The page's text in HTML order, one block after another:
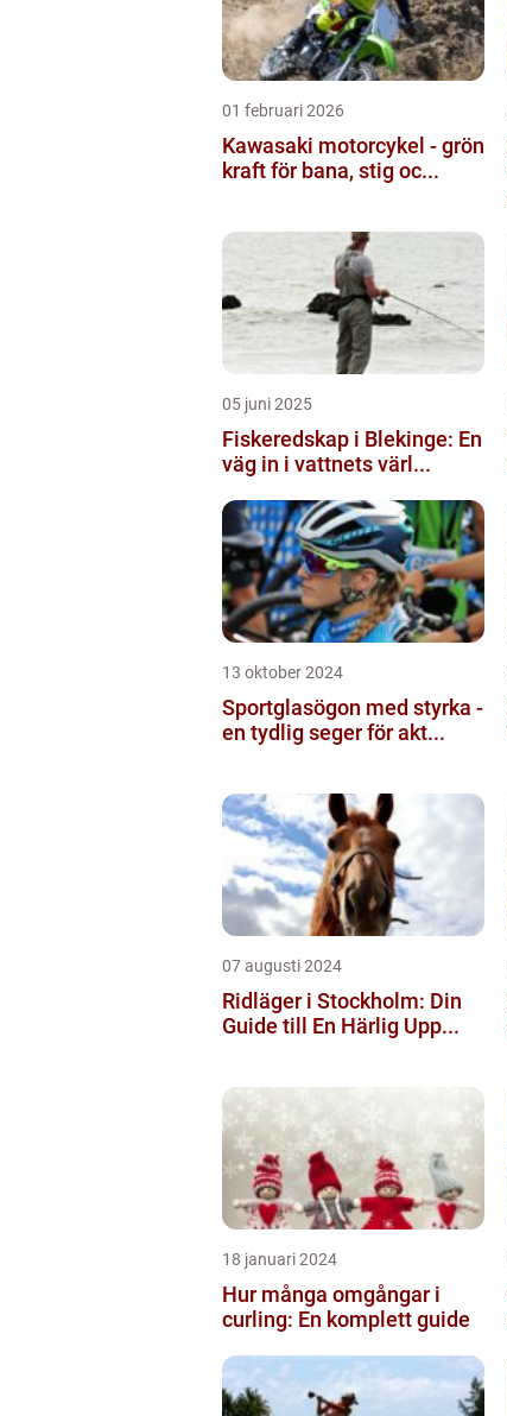
01 februari 2026
Kawasaki motorcykel - grön
kraft för bana, stig oc...
05 juni 2025
Fiskeredskap i Blekinge: En
väg in i vattnets värl...
13 oktober 2024
Sportglasögon med styrka -
en tydlig seger för akt...
07 augusti 2024
Ridläger i Stockholm: Din
Guide till En Härlig Upp...
18 januari 2024
Hur många omgångar i
curling: En komplett guide